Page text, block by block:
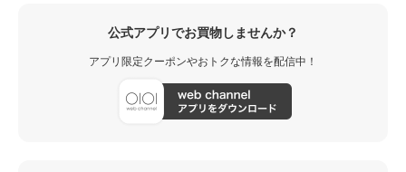
公式アプリでお買物しませんか？
アプリ限定クーポンやおトクな情報を配信中！